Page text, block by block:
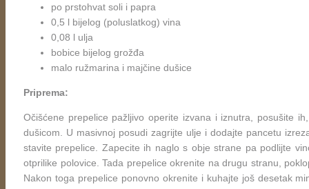
po prstohvat soli i papra
0,5 l bijelog (poluslatkog) vina
0,08 l ulja
bobice bijelog grožđa
malo ružmarina i majčine dušice
Priprema:
Očišćene prepelice pažljivo operite izvana i iznutra, posušite
dušicom. U masivnoj posudi zagrijte ulje i dodajte pancetu
stavite prepelice. Zapecite ih naglo s obje strane pa podlijte
otprilike polovice. Tada prepelice okrenite na drugu stranu,
Nakon toga prepelice ponovno okrenite i kuhajte još desetak